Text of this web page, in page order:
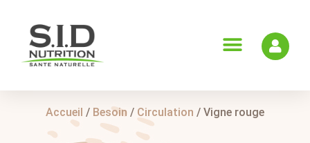
Accueil / Besoin / Circulation / Vigne rouge